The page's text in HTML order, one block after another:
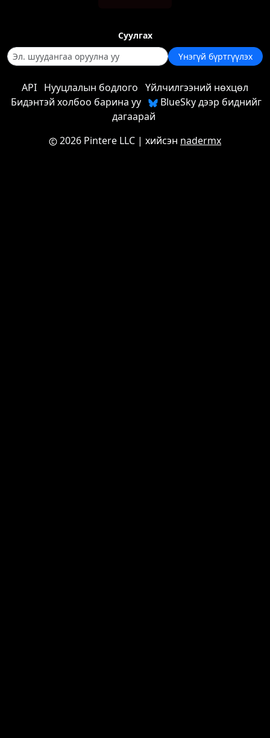
Суулгах
Үнэгүй бүртгүүлэх
API Нууцлалын бодлого Үйлчилгээний нөхцөл
Бидэнтэй холбоо барина уу
BlueSky дээр биднийг
дагаарай
2026 Pintere LLC | хийсэн nadermx